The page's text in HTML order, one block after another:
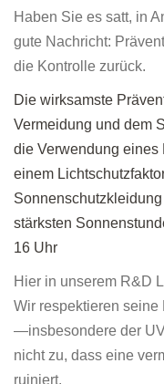
Haben Sie es satt, in
gute Nachricht:
die Kontrolle zurück.
Die wirksamste
Vermeidung und dem
die Verwendung eines
einem
stärksten
16 Uhr
Hier in unserem R&D
Wir respektieren seine
—insbesondere der
nicht zu, dass eine
ruiniert.